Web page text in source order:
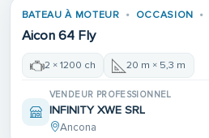
BATEAU À MOTEUR OCCASION
Aicon 64 Fly
2 × 1200 ch 20 m × 5,3 m
VENDEUR PROFESSIONNEL
INFINITY XWE SRL
Ancona